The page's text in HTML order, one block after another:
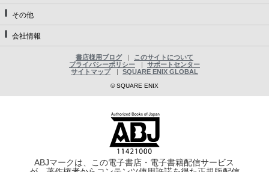
その他
会社情報
書店様用ブログ
このサイトについて
プライバシーポリシー
サポートセンター
サイトマップ
SQUARE ENIX GLOBAL
© SQUARE ENIX
ABJマークは、この電子書店・電子書籍配信サービス